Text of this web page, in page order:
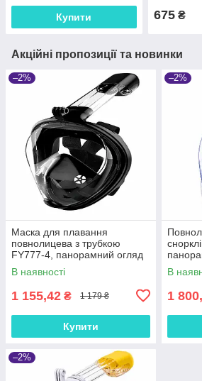
Купити 675₴
Акційні пропозиції та новинки
–2%
Маска для плавання
повнолицева з трубкою
FY777-4, панорамний огляд
180°, Anti Fog, для
снорклінгу, від 7 років
В наявності
1 155,42 ₴ 1 179 ₴
Купити
–2%
синя
В
1
–2%